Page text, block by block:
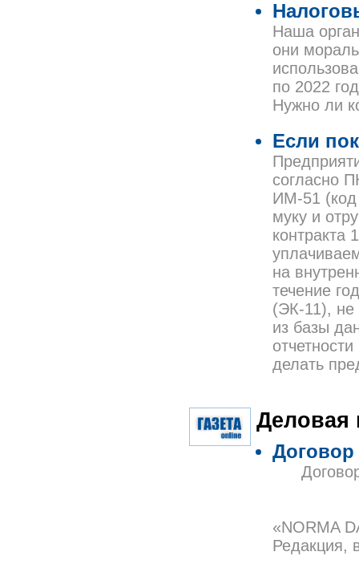
Наша
они
по 2022
Нужно ли
Если
согласно
ИМ-51 (код
муку и
контракта
на
течение
(ЭК-11), не
из базы
делать
Договор
Договор
«NORMA
Редакция,